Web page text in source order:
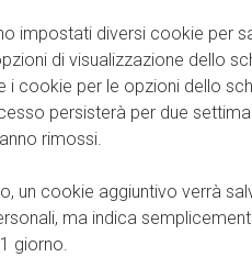
impostati diversi cookie per
di visualizzazione dello
i cookie per le opzioni dello
persisterà per due
rimossi.
un cookie aggiuntivo verrà
ma indica
giorno.